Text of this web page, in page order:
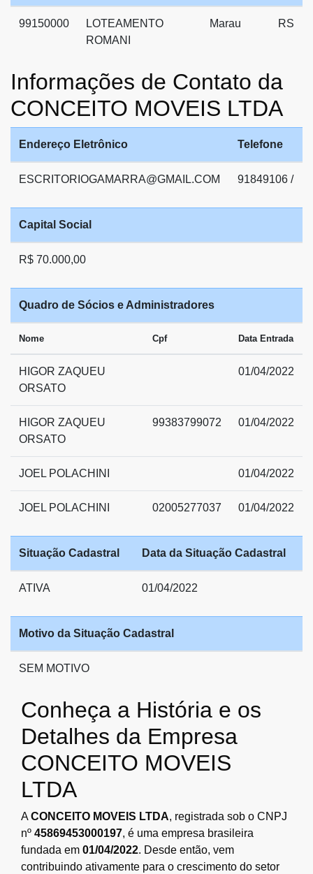
99150000
LOTEAMENTO
ROMANI
Marau RS
Informações de Contato da
CONCEITO MOVEIS LTDA
Endereço Eletrônico Telefone
ESCRITORIOGAMARRA@GMAIL.COM 91849106 /
Capital Social
R$ 70.000,00
Quadro de Sócios e Administradores
Nome Cpf Data Entrada
HIGOR ZAQUEU
ORSATO
01/04/2022
HIGOR ZAQUEU
ORSATO
99383799072 01/04/2022
JOEL POLACHINI 01/04/2022
JOEL POLACHINI 02005277037 01/04/2022
Situação Cadastral Data da Situação Cadastral
ATIVA 01/04/2022
Motivo da Situação Cadastral
SEM MOTIVO
Conheça a História e os
Detalhes da Empresa
CONCEITO MOVEIS
LTDA
ACONCEITO MOVEIS LTDA, registrada sob o CNPJ
nº 45869453000197, é uma empresa brasileira
fundada em 01/04/2022. Desde então, vem
contribuindo ativamente para o crescimento do setor